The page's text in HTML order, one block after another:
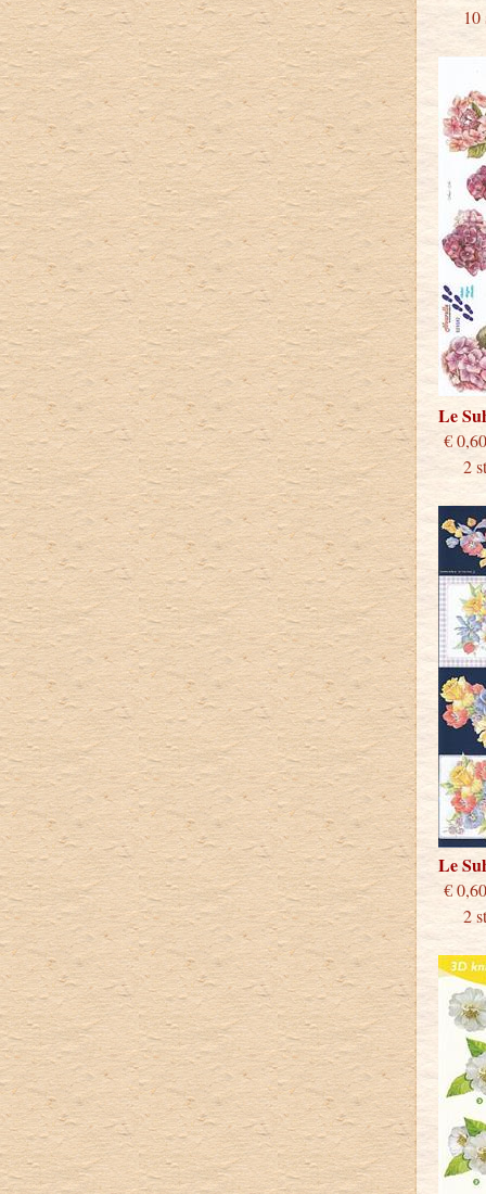
10
Le
2
Le
2